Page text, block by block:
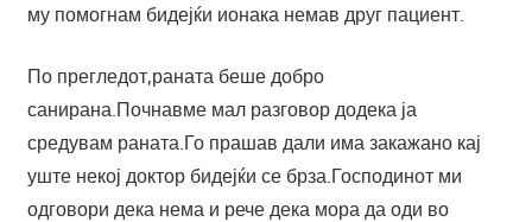
му помогнам бидејќи ионака немав друг пациент.
По прегледот,раната беше добро
санирана.Почнавме мал разговор додека ја
средувам раната.Го прашав дали има закажано кај
уште некој доктор бидејќи се брза.Господинот ми
одговори дека нема и рече дека мора да оди во